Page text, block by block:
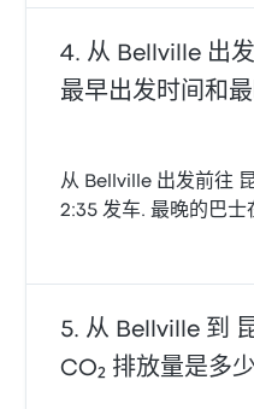
从 Bellville 出
最早出发时间和
从 Bellville 出发前往
2:35 发车. 最晚的巴士
从 Bellville 到
CO₂ 排放量是多少